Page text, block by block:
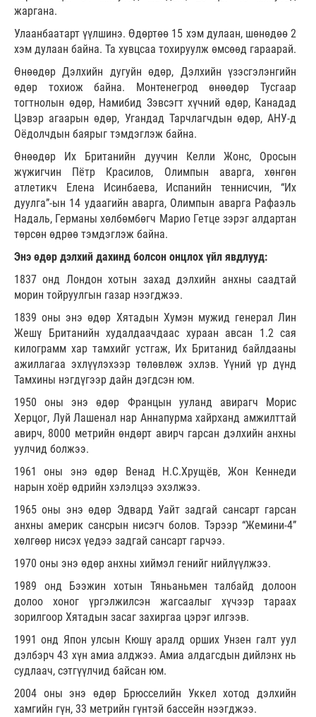
жаргана.
Улаанбаатарт үүлшинэ. Өдөртөө 15 хэм дулаан, шөнөдөө 2
хэм дулаан байна. Та хувцсаа тохируулж өмсөөд гараарай.
Өнөөдөр Дэлхийн дугуйн өдөр, Дэлхийн үзэсгэлэнгийн
өдөр тохиож байна. Монтенегрод өнөөдөр Тусгаар
тогтнолын өдөр, Намибид Зэвсэгт хүчний өдөр, Канадад
Цэвэр агаарын өдөр, Угандад Тарчлагчдын өдөр, АНУ-д
Оёдолчдын баярыг тэмдэглэж байна.
Өнөөдөр Их Британийн дуучин Келли Жонс, Оросын
жүжигчин Пётр Красилов, Олимпын аварга, хөнгөн
атлетикч Елена Исинбаева, Испанийн теннисчин, “Их
дуулга”-ын 14 удаагийн аварга, Олимпын аварга Рафаэль
Надаль, Германы хөлбөмбөгч Марио Гетце зэрэг алдартан
төрсөн өдрөө тэмдэглэж байна.
Энэ өдөр дэлхий дахинд болсон онцлох үйл явдлууд:
1837 онд Лондон хотын захад дэлхийн анхны саадтай
морин тойруулгын газар нээгджээ.
1839 оны энэ өдөр Хятадын Хумэн мужид генерал Лин
Жешү Британийн худалдаачдаас хураан авсан 1.2 сая
килограмм хар тамхийг устгаж, Их Британид байлдааны
ажиллагаа эхлүүлэхээр төлөвлөж эхлэв. Үүний үр дүнд
Тамхины нэгдүгээр дайн дэгдсэн юм.
1950 оны энэ өдөр Францын ууланд авирагч Морис
Херцог, Луй Лашенал нар Аннапурма хайрханд амжилттай
авирч, 8000 метрийн өндөрт авирч гарсан дэлхийн анхны
уулчид болжээ.
1961 оны энэ өдөр Венад Н.С.Хрущёв, Жон Кеннеди
нарын хоёр өдрийн хэлэлцээ эхэлжээ.
1965 оны энэ өдөр Эдвард Уайт задгай сансарт гарсан
анхны америк сансрын нисэгч болов. Тэрээр “Жемини-4”
хөлгөөр нисэх үедээ задгай сансарт гарчээ.
1970 оны энэ өдөр анхны хиймэл генийг нийлүүлжээ.
1989 онд Бээжин хотын Тяньаньмен талбайд долоон
долоо хоног үргэлжилсэн жагсаалыг хүчээр тараах
зорилгоор Хятадын засаг захиргаа цэрэг илгээв.
1991 онд Япон улсын Кюшү аралд орших Унзен галт уул
дэлбэрч 43 хүн амиа алджээ. Амиа алдагсдын дийлэнх нь
судлаач, сэтгүүлчид байсан юм.
2004 оны энэ өдөр Брюсселийн Уккел хотод дэлхийн
хамгийн гүн, 33 метрийн гүнтэй бассейн нээгджээ.